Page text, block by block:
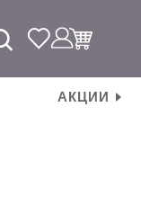
АКЦИИ